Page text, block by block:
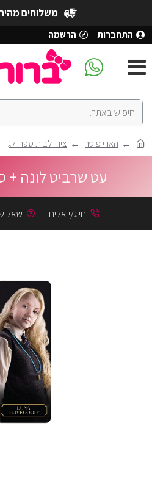
משלוחים
התחברות הרשמה
הארי פוטר ציוד לבית ספר ולגן
עט שרביט לונה +
חייג/י אלינו שאל